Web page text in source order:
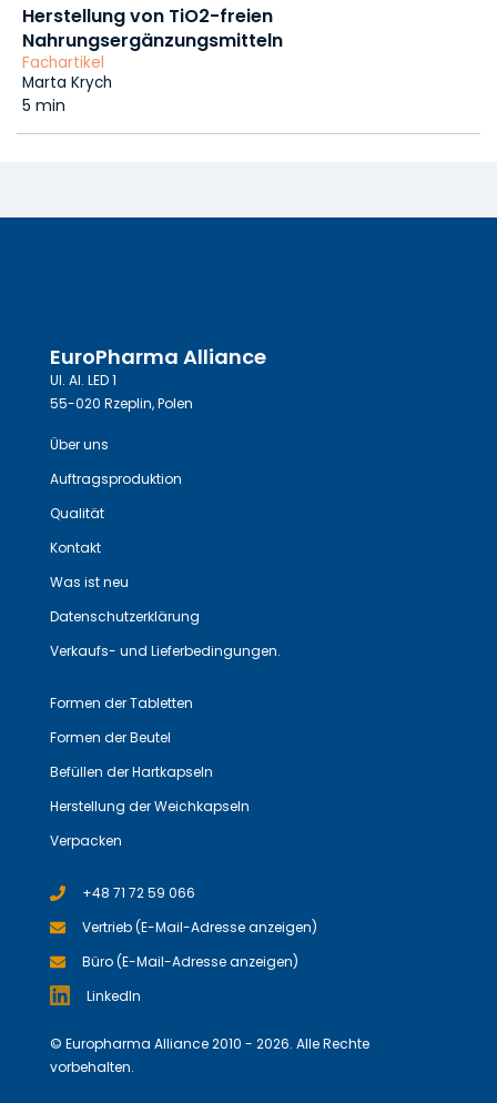
Herstellung von TiO2-freien
Nahrungsergänzungsmitteln
Fachartikel
Marta Krych
5 min
EuroPharma Alliance
Ul. Al. LED 1
55-020 Rzeplin, Polen
Über uns
Auftragsproduktion
Qualität
Kontakt
Was ist neu
Datenschutzerklärung
Verkaufs- und Lieferbedingungen.
Formen der Tabletten
Formen der Beutel
Befüllen der Hartkapseln
Herstellung der Weichkapseln
Verpacken
+48 71 72 59 066
Vertrieb (E-Mail-Adresse anzeigen)
Büro (E-Mail-Adresse anzeigen)
LinkedIn
© Europharma Alliance 2010 - 2026. Alle Rechte
vorbehalten.